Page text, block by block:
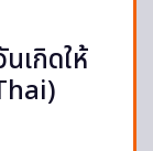
เกิดให้